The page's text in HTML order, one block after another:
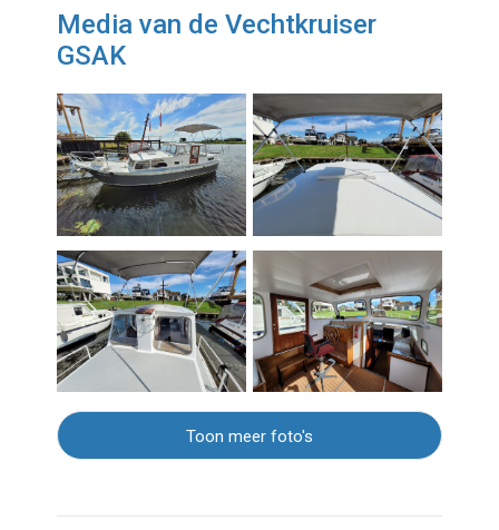
Media van de Vechtkruiser
GSAK
Toon meer foto's